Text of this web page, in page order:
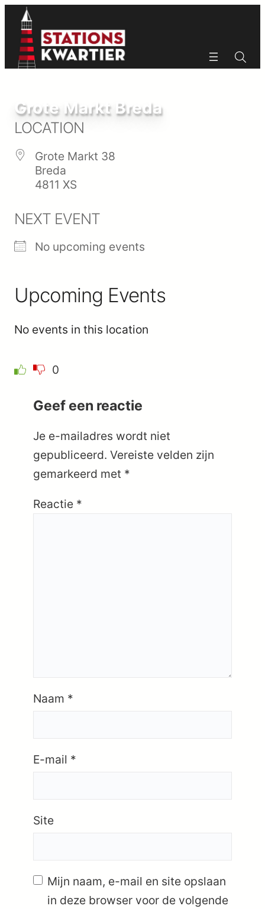
naar
inhoud
Grote Markt Breda
LOCATION
Grote Markt 38
Breda
4811 XS
NEXT EVENT
No upcoming events
Upcoming Events
No events in this location
0
Geef een reactie
Je e-mailadres wordt niet
gepubliceerd. Vereiste velden zijn
gemarkeerd met *
Reactie *
Naam *
E-mail *
Site
Mijn naam, e-mail en site opslaan
in deze browser voor de volgende